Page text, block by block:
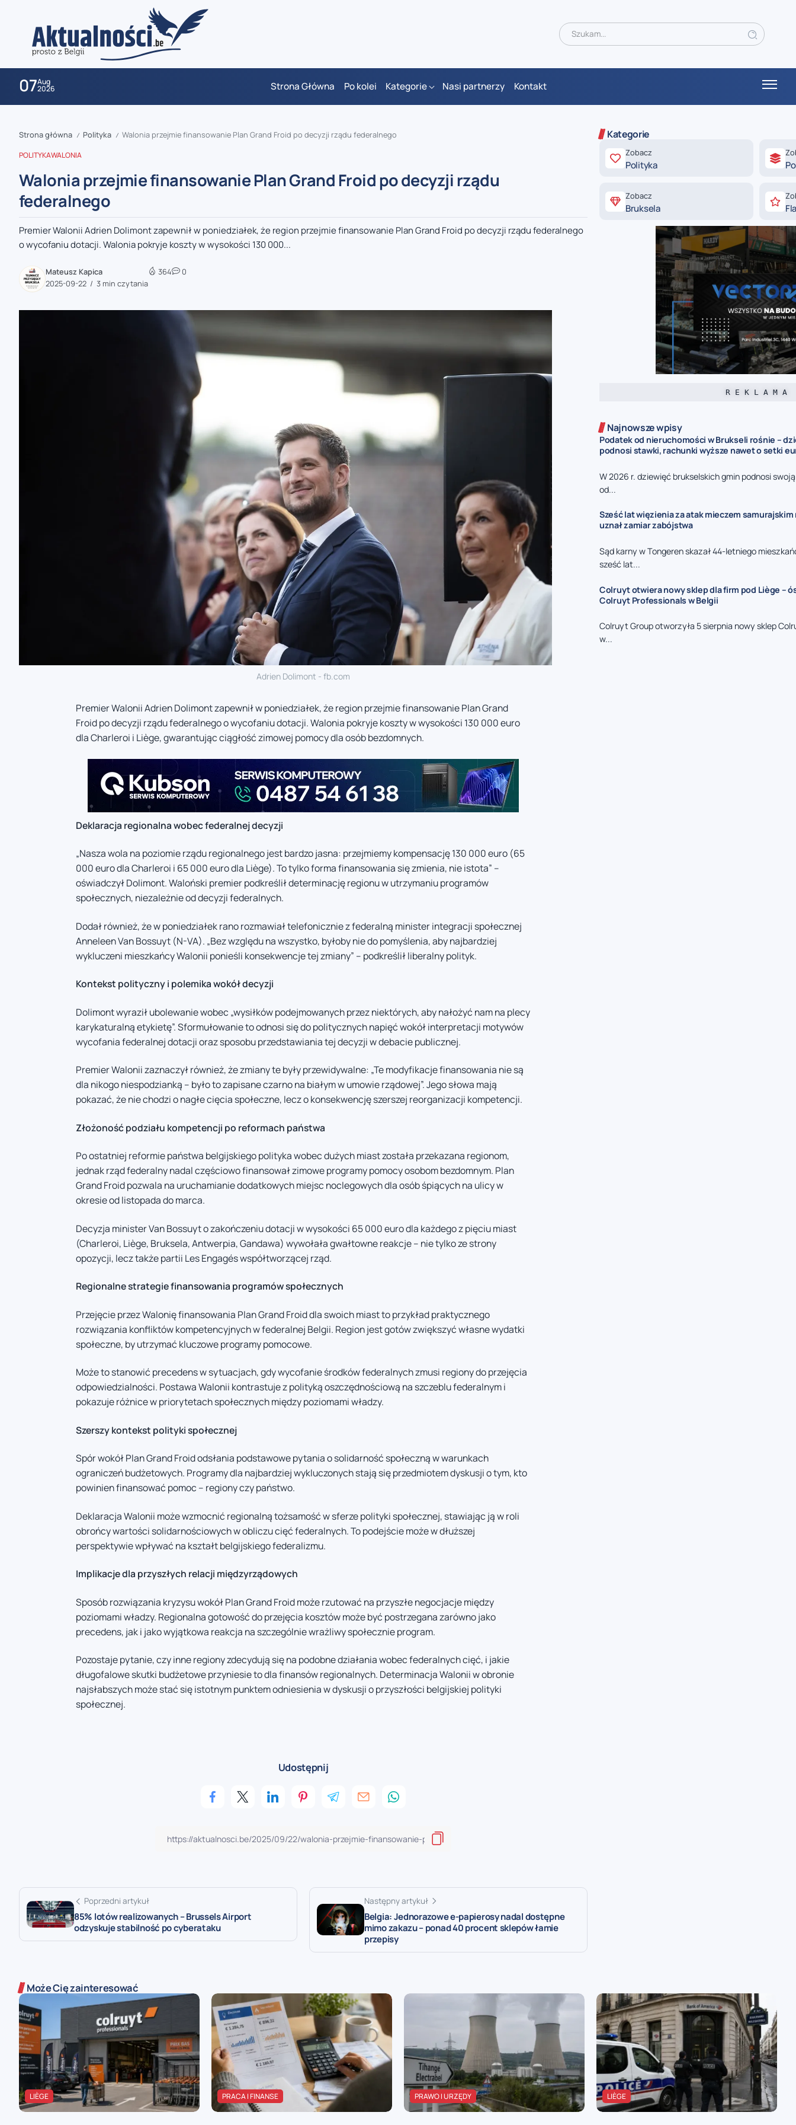
07Aug
2026 Strona Główna Po kolei Kategorie Nasi partnerzy Kontakt
zaobserwuj nas
zaobserwuj nas
zaobserwuj nas
Strona główna / Polityka / Walonia przejmie finansowanie Plan Grand Froid po decyzji rządu federalnego
POLITYKAWALONIA
Walonia przejmie finansowanie Plan Grand Froid po decyzji rządu
federalnego
Premier Walonii Adrien Dolimont zapewnił w poniedziałek, że region przejmie finansowanie Plan Grand Froid po decyzji rządu federalnego
o wycofaniu dotacji. Walonia pokryje koszty w wysokości 130 000...
Mateusz Kapica
2025-09-22
3 min czytania
364 0
Adrien Dolimont - fb.com
Premier Walonii Adrien Dolimont zapewnił w poniedziałek, że region przejmie finansowanie Plan Grand
Froid po decyzji rządu federalnego o wycofaniu dotacji. Walonia pokryje koszty w wysokości 130 000 euro
dla Charleroi i Liège, gwarantując ciągłość zimowej pomocy dla osób bezdomnych.
Deklaracja regionalna wobec federalnej decyzji
„Nasza wola na poziomie rządu regionalnego jest bardzo jasna: przejmiemy kompensację 130 000 euro (65
000 euro dla Charleroi i 65 000 euro dla Liège). To tylko forma finansowania się zmienia, nie istota” –
oświadczył Dolimont. Waloński premier podkreślił determinację regionu w utrzymaniu programów
społecznych, niezależnie od decyzji federalnych.
Dodał również, że w poniedziałek rano rozmawiał telefonicznie z federalną minister integracji społecznej
Anneleen Van Bossuyt (N-VA). „Bez względu na wszystko, byłoby nie do pomyślenia, aby najbardziej
wykluczeni mieszkańcy Walonii ponieśli konsekwencje tej zmiany” – podkreślił liberalny polityk.
Kontekst polityczny i polemika wokół decyzji
Dolimont wyraził ubolewanie wobec „wysiłków podejmowanych przez niektórych, aby nałożyć nam na plecy
karykaturalną etykietę”. Sformułowanie to odnosi się do politycznych napięć wokół interpretacji motywów
wycofania federalnej dotacji oraz sposobu przedstawiania tej decyzji w debacie publicznej.
Premier Walonii zaznaczył również, że zmiany te były przewidywalne: „Te modyfikacje finansowania nie są
dla nikogo niespodzianką – było to zapisane czarno na białym w umowie rządowej”. Jego słowa mają
pokazać, że nie chodzi o nagłe cięcia społeczne, lecz o konsekwencję szerszej reorganizacji kompetencji.
Złożoność podziału kompetencji po reformach państwa
Po ostatniej reformie państwa belgijskiego polityka wobec dużych miast została przekazana regionom,
jednak rząd federalny nadal częściowo finansował zimowe programy pomocy osobom bezdomnym. Plan
Grand Froid pozwala na uruchamianie dodatkowych miejsc noclegowych dla osób śpiących na ulicy w
okresie od listopada do marca.
Decyzja minister Van Bossuyt o zakończeniu dotacji w wysokości 65 000 euro dla każdego z pięciu miast
(Charleroi, Liège, Bruksela, Antwerpia, Gandawa) wywołała gwałtowne reakcje – nie tylko ze strony
opozycji, lecz także partii Les Engagés współtworzącej rząd.
Regionalne strategie finansowania programów społecznych
Przejęcie przez Walonię finansowania Plan Grand Froid dla swoich miast to przykład praktycznego
rozwiązania konfliktów kompetencyjnych w federalnej Belgii. Region jest gotów zwiększyć własne wydatki
społeczne, by utrzymać kluczowe programy pomocowe.
Może to stanowić precedens w sytuacjach, gdy wycofanie środków federalnych zmusi regiony do przejęcia
odpowiedzialności. Postawa Walonii kontrastuje z polityką oszczędnościową na szczeblu federalnym i
pokazuje różnice w priorytetach społecznych między poziomami władzy.
Szerszy kontekst polityki społecznej
Spór wokół Plan Grand Froid odsłania podstawowe pytania o solidarność społeczną w warunkach
ograniczeń budżetowych. Programy dla najbardziej wykluczonych stają się przedmiotem dyskusji o tym, kto
powinien finansować pomoc – regiony czy państwo.
Deklaracja Walonii może wzmocnić regionalną tożsamość w sferze polityki społecznej, stawiając ją w roli
obrońcy wartości solidarnościowych w obliczu cięć federalnych. To podejście może w dłuższej
perspektywie wpływać na kształt belgijskiego federalizmu.
Implikacje dla przyszłych relacji międzyrządowych
Sposób rozwiązania kryzysu wokół Plan Grand Froid może rzutować na przyszłe negocjacje między
poziomami władzy. Regionalna gotowość do przejęcia kosztów może być postrzegana zarówno jako
precedens, jak i jako wyjątkowa reakcja na szczególnie wrażliwy społecznie program.
Pozostaje pytanie, czy inne regiony zdecydują się na podobne działania wobec federalnych cięć, i jakie
długofalowe skutki budżetowe przyniesie to dla finansów regionalnych. Determinacja Walonii w obronie
najsłabszych może stać się istotnym punktem odniesienia w dyskusji o przyszłości belgijskiej polityki
społecznej.
Udostępnij
Poprzedni artykuł
85% lotów realizowanych – Brussels Airport
odzyskuje stabilność po cyberataku
Następny artykuł
Belgia: Jednorazowe e-papierosy nadal dostępne
mimo zakazu – ponad 40 procent sklepów łamie
przepisy
Kategorie
Zobacz
Polityka
Zobacz
Bruksela
R E K L A M A
Najnowsze wpisy
Podatek od nieruchomości w Brukseli rośnie –
podnosi stawki, rachunki wyższe nawet o setki
W 2026 r. dziewięć brukselskich gmin podnosi
od...
Sześć lat więzienia za atak mieczem samurajskim
uznał zamiar zabójstwa
Sąd karny w Tongeren skazał 44-letniego
sześć lat...
Colruyt otwiera nowy sklep dla firm pod Liège –
Colruyt Professionals w Belgii
Colruyt Group otworzyła 5 sierpnia nowy sklep
w...
Może Cię zainteresować
LIÈGE PRACA I FINANSE PRAWO I URZĘDY LIÈGE